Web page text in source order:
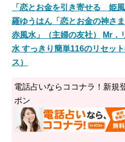
「恋とお金を引き寄せる 姫風
羅ゆうはん 「恋とお金の神さ
赤風水」（主婦の友社）
Mr．
水 すっきり簡単116のリセッ
ス）
電話占いならココナラ！新規
ポン